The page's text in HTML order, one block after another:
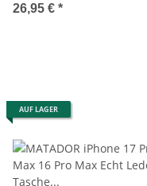
26,95 € *
AUF LAGER